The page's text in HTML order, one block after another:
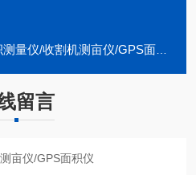
量仪/收割机测亩仪/GPS面积仪
留言